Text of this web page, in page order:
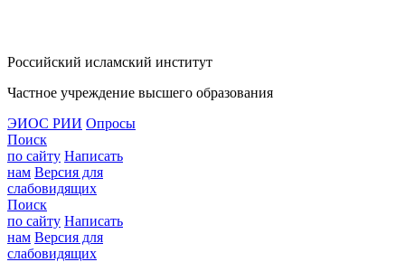
Российский исламский институт
Частное учреждение высшего образования
ЭИОС РИИ Опросы
Поиск
по сайту Написать
нам Версия для
слабовидящих
Поиск
по сайту Написать
нам Версия для
слабовидящих